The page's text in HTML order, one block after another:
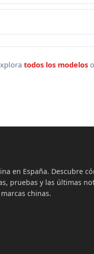
todos los modeloso
en España. Descubre
pruebas y las últimas
chinas.